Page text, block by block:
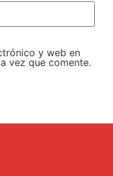
y web en
vez que comente.